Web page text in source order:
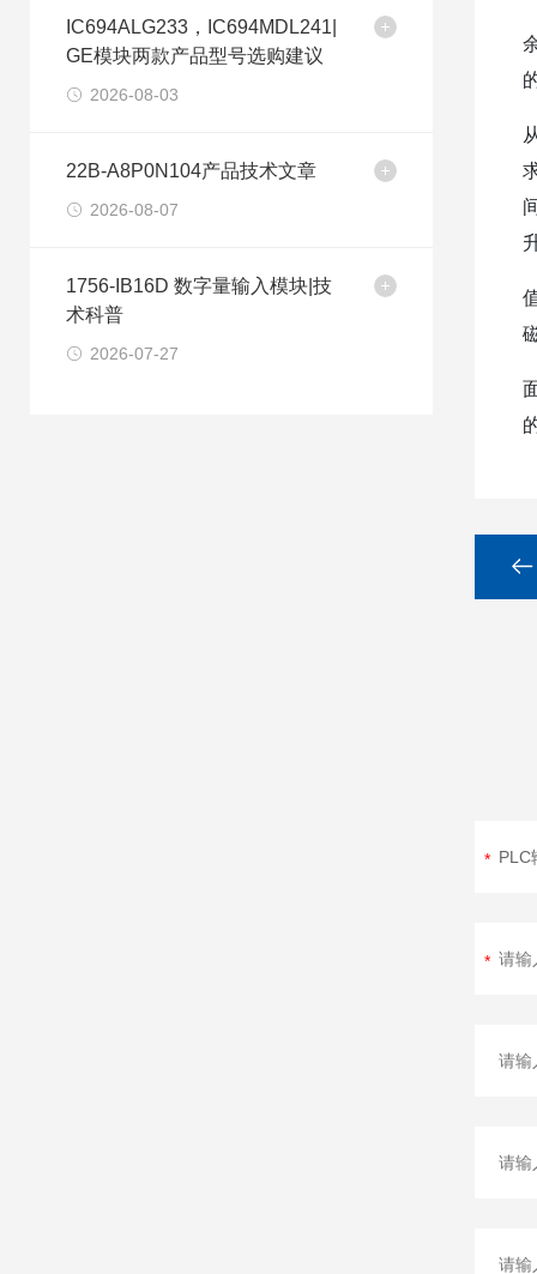
IC694ALG233，IC694MDL241|
GE模块两款产品型号选购建议
2026-08-03
22B-A8P0N104产品技术文章
2026-08-07
1756-IB16D 数字量输入模块|技
术科普
2026-07-27